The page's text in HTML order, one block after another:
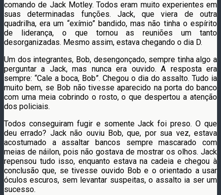
comando de Jack Motley. Todos eram muito experientes em
suas determinadas funções. Jack, que viera de outra
quadrilha, era um “exímio” bandido, mas não tinha o espírito
de liderança, o que tornou as reuniões um tanto
desorganizadas. Mesmo assim, estava chegando o dia D.
Um dos integrantes, Bob, desengonçado, sempre tinha algo a
perguntar a Jack, mas nunca era ouvido. A resposta era
sempre: “Cale a boca, Bob”. Chegou o dia do assalto. Tudo ia
muito bem, se Bob não tivesse aparecido na porta do banco
com uma meia cobrindo o rosto, o que despertou a atenção
dos policiais.
Todos conseguiram fugir e somente Jack foi preso. O que
deu errado? Jack não ouviu Bob, que, por sua vez, estava
acostumado a assaltar bancos sempre mascarado com
meias de náilon, pois não gostava de mostrar os olhos. Jack
repensou tudo isso, enquanto estava na cadeia e chegou à
conclusão que, se tivesse ouvido Bob e o orientado a usar
óculos escuros, sem levantar suspeitas, o assalto ia ser um
sucesso.